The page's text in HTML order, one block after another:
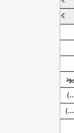
...)